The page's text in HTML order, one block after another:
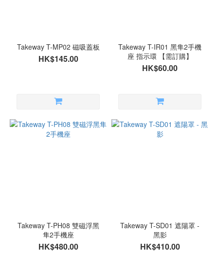
Takeway T-MP02 磁吸蓋板
HK$145.00
Takeway T-IR01 黑隼2手機
座 指示環 【需訂購】
HK$60.00
Takeway T-PH08 雙磁浮黑
隼2手機座
HK$480.00
Takeway T-SD01 遮陽罩 -
黑影
HK$410.00